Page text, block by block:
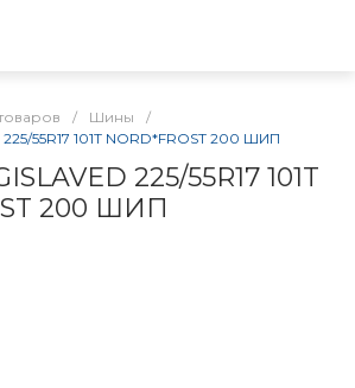
/ Шины
/
55R17 101T NORD*FROST 200 ШИП
225/55R17 101T
200 ШИП